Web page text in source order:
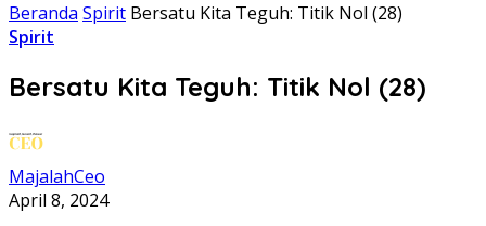
Beranda Spirit Bersatu Kita Teguh: Titik Nol (28)
Spirit
Bersatu Kita Teguh: Titik Nol (28)
MajalahCeo
April 8, 2024